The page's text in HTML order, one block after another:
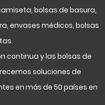
bolsas de basura,
envases médicos, bolsas
continua y las bolsas de
soluciones de
en más de 50 países en